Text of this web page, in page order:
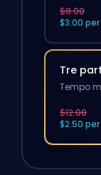
$8.00
$3.00
Tre
Tempo
$12.00
$2.50